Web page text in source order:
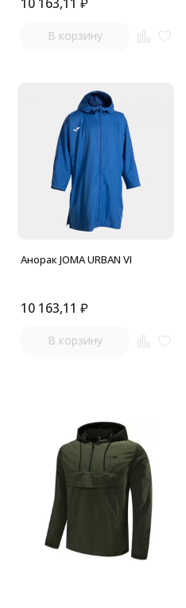
В корзину
Анорак JOMA URBAN VI
10 163,11 ₽
В корзину